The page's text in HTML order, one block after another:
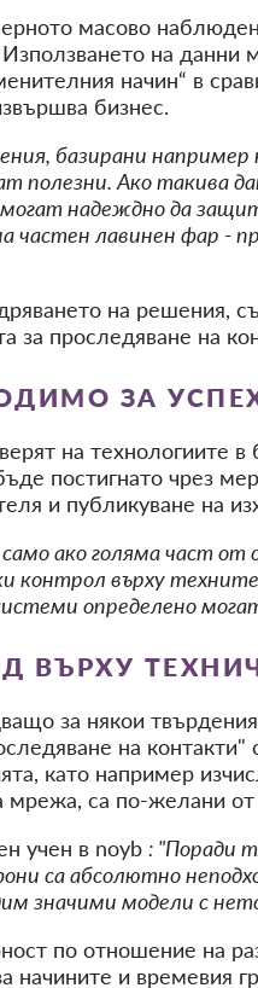
масово
на данни
начин“ в
бизнес.
базирани например
полезни. Ако такива
надеждно да
частен лавинен фар
на решения,
за проследяване на
ЗА
на технологиите
постигнато чрез
и публикуване на
ако голяма част
контрол върху
определено
ВЪРХУ
за някои
на
като например
са по-желани от
учен в noyb : "Поради
са абсолютно
значими модели с
по отношение на
начините и времевия